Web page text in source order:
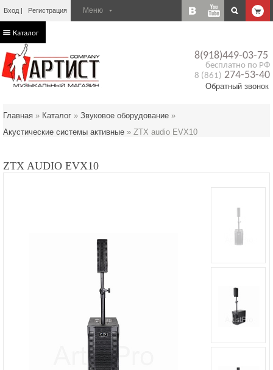
Вход Регистрация
8(918)449-03-75
бесплатно по РФ
8 (861) 274-53-40
Обратный звонок
Каталог
Главная » Каталог » Звуковое оборудование »
Акустические системы активные » ZTX audio EVX10
ZTX AUDIO EVX10